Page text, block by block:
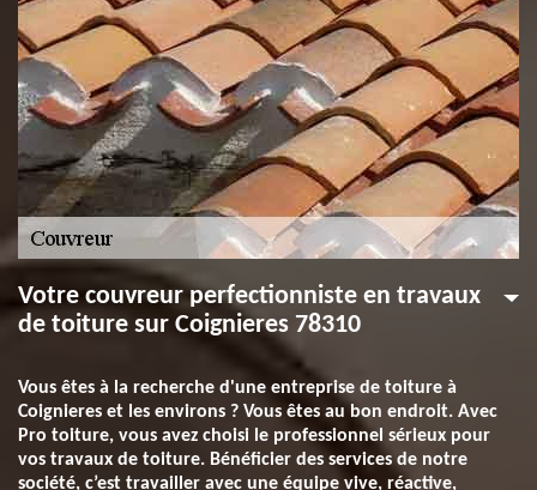
Votre couvreur perfectionniste en travaux
de toiture sur Coignieres 78310
Vous êtes à la recherche d'une entreprise de toiture à
Coignieres et les environs ? Vous êtes au bon endroit. Avec
Pro toiture, vous avez choisi le professionnel sérieux pour
vos travaux de toiture. Bénéficier des services de notre
société, c’est travailler avec une équipe vive, réactive,